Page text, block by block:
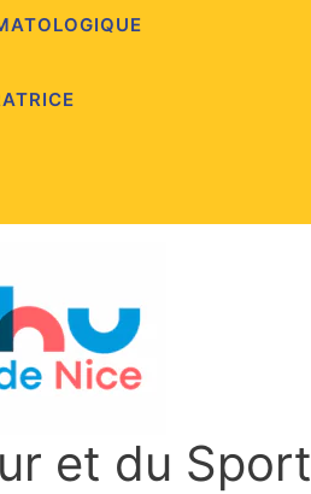
et du Sport